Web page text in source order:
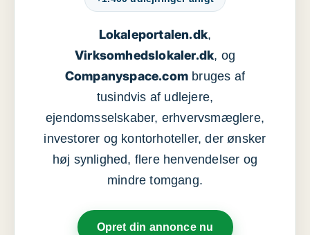
Lokaleportalen.dk,
Virksomhedslokaler.dk, og
Companyspace.com bruges af
tusindvis af udlejere,
ejendomsselskaber, erhvervsmæglere,
investorer og kontorhoteller, der ønsker
høj synlighed, flere henvendelser og
mindre tomgang.
Opret din annonce nu